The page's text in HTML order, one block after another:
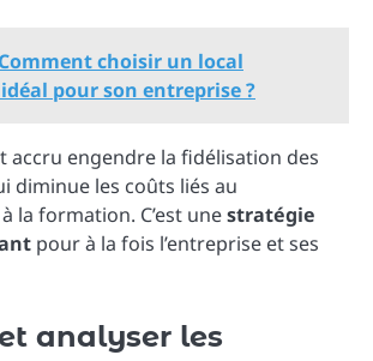
Comment choisir un local
pour son entreprise ?
accru engendre la fidélisation des
diminue les coûts liés au
la formation. C’est unestratégie
pour à la fois l’entreprise et ses
analyser les